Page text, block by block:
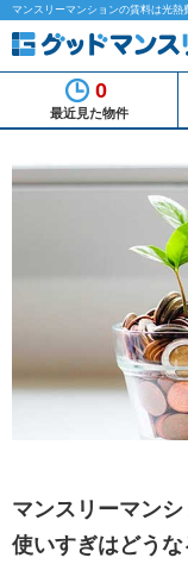
マンスリーマンションの賃料は光熱
0
最近見た物件
マンスリーマン
使いすぎはどうな